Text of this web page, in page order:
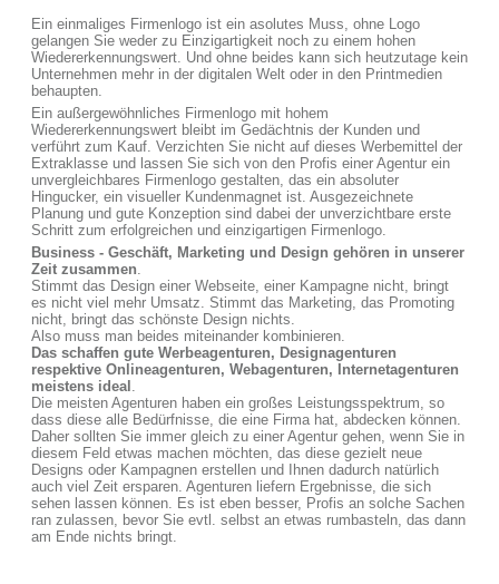
Ein einmaliges Firmenlogo ist ein asolutes Muss, ohne Logo
gelangen Sie weder zu Einzigartigkeit noch zu einem hohen
Wiedererkennungswert. Und ohne beides kann sich heutzutage kein
Unternehmen mehr in der digitalen Welt oder in den Printmedien
behaupten.
Ein außergewöhnliches Firmenlogo mit hohem
Wiedererkennungswert bleibt im Gedächtnis der Kunden und
verführt zum Kauf. Verzichten Sie nicht auf dieses Werbemittel der
Extraklasse und lassen Sie sich von den Profis einer Agentur ein
unvergleichbares Firmenlogo gestalten, das ein absoluter
Hingucker, ein visueller Kundenmagnet ist. Ausgezeichnete
Planung und gute Konzeption sind dabei der unverzichtbare erste
Schritt zum erfolgreichen und einzigartigen Firmenlogo.
Business - Geschäft, Marketing und Design gehören in unserer
Zeit zusammen.
Stimmt das Design einer Webseite, einer Kampagne nicht, bringt
es nicht viel mehr Umsatz. Stimmt das Marketing, das Promoting
nicht, bringt das schönste Design nichts.
Also muss man beides miteinander kombinieren.
Das schaffen gute Werbeagenturen, Designagenturen
respektive Onlineagenturen, Webagenturen, Internetagenturen
meistens ideal .
Die meisten Agenturen haben ein großes Leistungsspektrum, so
dass diese alle Bedürfnisse, die eine Firma hat, abdecken können.
Daher sollten Sie immer gleich zu einer Agentur gehen, wenn Sie in
diesem Feld etwas machen möchten, das diese gezielt neue
Designs oder Kampagnen erstellen und Ihnen dadurch natürlich
auch viel Zeit ersparen. Agenturen liefern Ergebnisse, die sich
sehen lassen können. Es ist eben besser, Profis an solche Sachen
ran zulassen, bevor Sie evtl. selbst an etwas rumbasteln, das dann
am Ende nichts bringt.